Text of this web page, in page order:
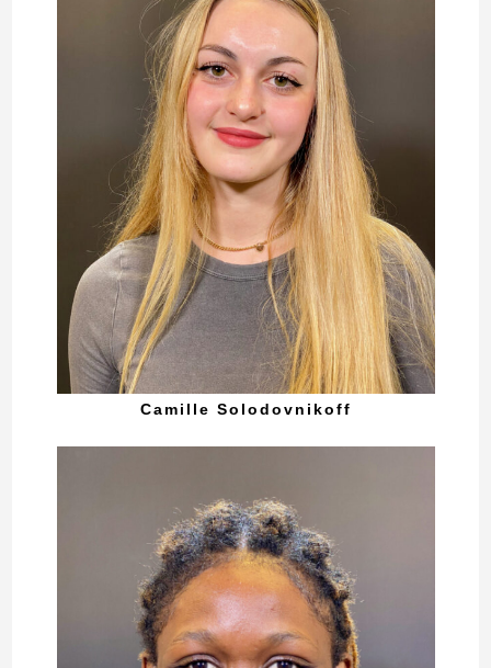
Camille Solodovnikoff